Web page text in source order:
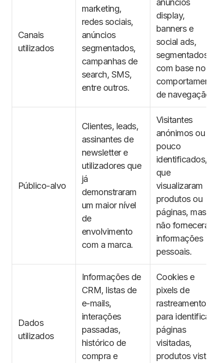
Canais
utilizados
marketing,
redes sociais,
anúncios
segmentados,
campanhas de
search, SMS,
entre outros.
anúncios
display,
banners e
social ads,
segmentados
com base no
comportamento
de navegação.
Público-alvo
Clientes, leads,
assinantes de
newsletter e
utilizadores que
já
demonstraram
um maior nível
de
envolvimento
com a marca.
Visitantes
anónimos ou
pouco
identificados,
que
visualizaram
produtos ou
páginas, mas
não forneceram
informações
pessoais.
Dados
utilizados
Informações de
CRM, listas de
e-mails,
interações
passadas,
histórico de
compra e
Cookies e
pixels de
rastreamento
para identificar
páginas
visitadas,
produtos vistos